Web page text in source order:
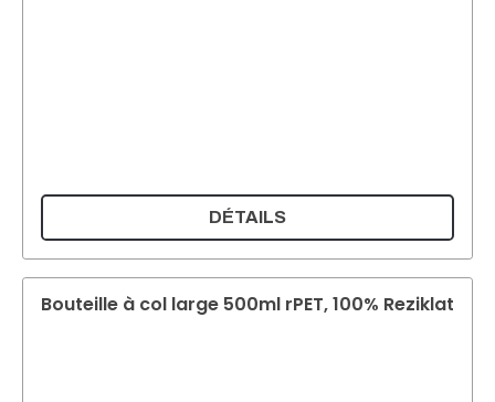
DÉTAILS
Bouteille à col large 500ml rPET, 100% Reziklat